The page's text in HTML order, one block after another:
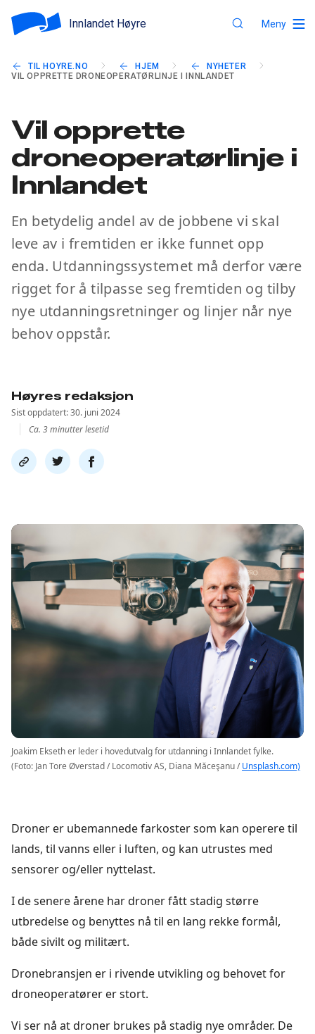
Innlandet Høyre Meny
TIL HOYRE.NO HJEM
NYHETER
VIL OPPRETTE DRONEOPERATØRLINJE I INNLANDET
Vil opprette
droneoperatørlinje i
Innlandet
En betydelig andel av de jobbene vi skal
leve av i fremtiden er ikke funnet opp
enda. Utdanningssystemet må derfor være
rigget for å tilpasse seg fremtiden og tilby
nye utdanningsretninger og linjer når nye
behov oppstår.
Høyres redaksjon
Sist oppdatert: 30. juni 2024
Ca. 3 minutter lesetid
Del
link
Del
på
Del
på
Joakim Ekseth er leder i hovedutvalg for utdanning i Innlandet fylke.
(Foto: Jan Tore Øverstad / Locomotiv AS, Diana Măceşanu /Unsplash.com)
Droner er ubemannede farkoster som kan operere til
lands, til vanns eller i luften, og kan utrustes med
sensorer og/eller nyttelast.
I de senere årene har droner fått stadig større
utbredelse og benyttes nå til en lang rekke formål,
både sivilt og militært.
Dronebransjen er i rivende utvikling og behovet for
droneoperatører er stort.
Vi ser nå at droner brukes på stadig nye områder. De